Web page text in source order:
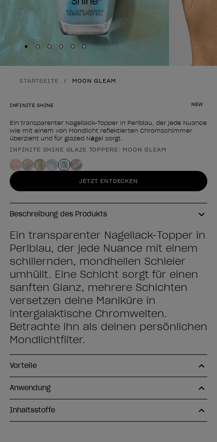
Skip to slide
Skip to slide
Skip to slide
Skip to slide
Skip to slide
Skip to slide
STARTSEITE MOON GLEAM
NEW
INFINITE SHINE
Ein transparenter Nagellack-Topper in Perlblau, der jede Nuance
wie mit einem von Mondlicht reflektierten Chromschimmer
überzieht und für glazed Nägel sorgt.
Form des Produkts
INFINITE SHINE GLAZE TOPPERS: MOON GLEAM
JETZT ENTDECKEN
Beschreibung des Produkts
Ein transparenter Nagellack-Topper in
Perlblau, der jede Nuance mit einem
schillernden, mondhellen Schleier
umhüllt. Eine Schicht sorgt für einen
sanften Glanz, mehrere Schichten
versetzen deine Maniküre in
intergalaktische Chromwelten.
Betrachte ihn als deinen persönlichen
Mondlichtfilter.
Vorteile
Anwendung
Inhaltsstoffe